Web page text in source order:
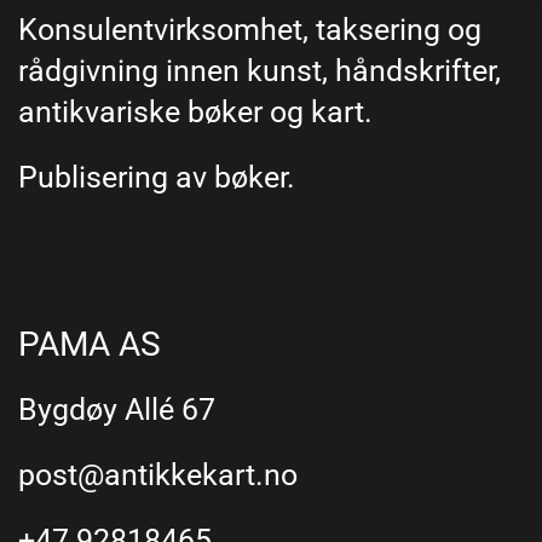
Konsulentvirksomhet, taksering og
rådgivning innen kunst, håndskrifter,
antikvariske bøker og kart.
Publisering av bøker.
PAMA AS
Bygdøy Allé 67
post@antikkekart.no